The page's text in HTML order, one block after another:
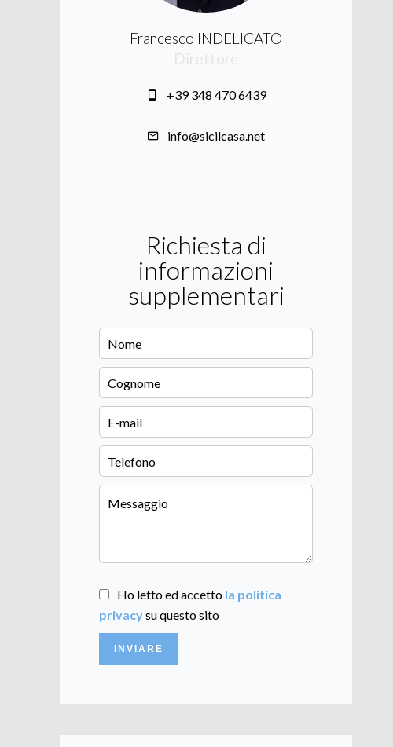
Francesco INDELICATO
+39 348 470 6439
info@sicilcasa.net
Richiesta di
informazioni
supplementari
Ho letto ed accetto la politica
privacysu questo sito
INVIARE